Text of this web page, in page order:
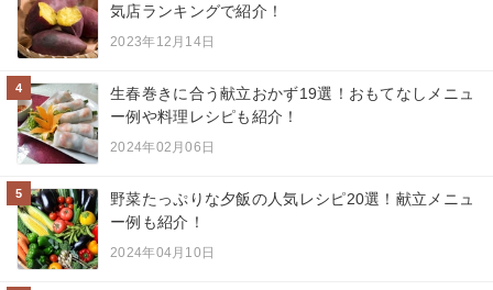
気店ランキングで紹介！
2023年12月14日
4
生春巻きに合う献立おかず19選！おもてなしメニュ
ー例や料理レシピも紹介！
2024年02月06日
5
野菜たっぷりな夕飯の人気レシピ20選！献立メニュ
ー例も紹介！
2024年04月10日